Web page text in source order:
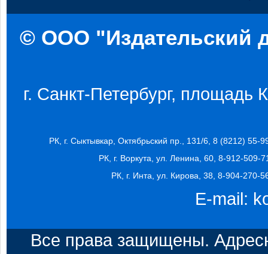
© ООО "Издательский
г. Санкт-Петербург, площадь
РК, г. Сыктывкар, Октябрьский пр., 131/6, 8 (8212) 55-
РК, г. Воркута, ул. Ленина, 60, 8-912-509-
РК, г. Инта, ул. Кирова, 38, 8-904-270-
E-mail:
Все права защищены.